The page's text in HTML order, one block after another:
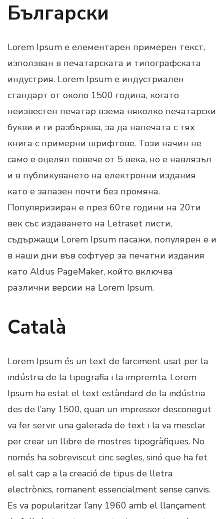
Български
Lorem Ipsum е елементарен примерен текст,
използван в печатарската и типографската
индустрия. Lorem Ipsum е индустриален
стандарт от около 1500 година, когато
неизвестен печатар взема няколко печатарски
букви и ги разбърква, за да напечата с тях
книга с примерни шрифтове. Този начин не
само е оцелял повече от 5 века, но е навлязъл
и в публикуването на електронни издания
като е запазен почти без промяна.
Популяризиран е през 60те години на 20ти
век със издаването на Letraset листи,
съдържащи Lorem Ipsum пасажи, популярен е и
в наши дни във софтуер за печатни издания
като Aldus PageMaker, който включва
различни версии на Lorem Ipsum.
Català
Lorem Ipsum és un text de farciment usat per la
indústria de la tipografia i la impremta. Lorem
Ipsum ha estat el text estàndard de la indústria
des de l’any 1500, quan un impressor desconegut
va fer servir una galerada de text i la va mesclar
per crear un llibre de mostres tipogràfiques. No
només ha sobreviscut cinc segles, sinó que ha fet
el salt cap a la creació de tipus de lletra
electrònics, romanent essencialment sense canvis.
Es va popularitzar l’any 1960 amb el llançament